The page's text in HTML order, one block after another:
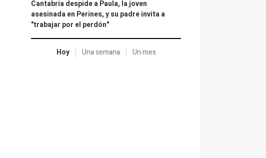
Cantabria despide a Paula, la joven
asesinada en Perines, y su padre invita a
"trabajar por el perdón"
Hoy Una semana Un mes